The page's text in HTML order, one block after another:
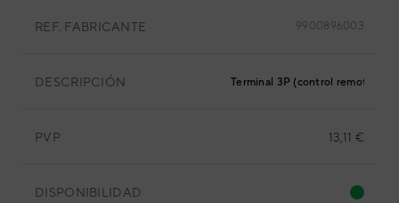
REF. FABRICANTE 9900896003
DESCRIPCIÓN Terminal 3P (control remoto con
PVP 13,11 €
DISPONIBILIDAD